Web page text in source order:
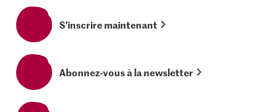
S’inscrire maintenant
Abonnez-vous à la newsletter